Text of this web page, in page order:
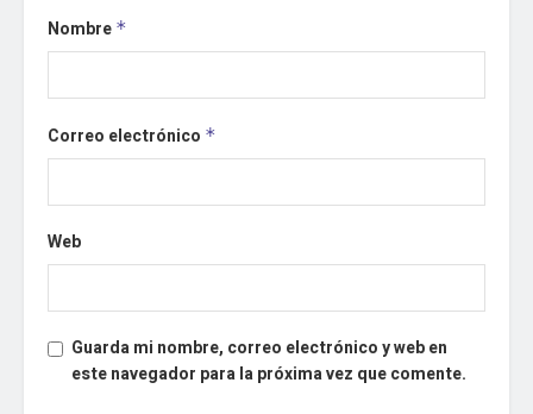
Nombre *
Correo electrónico *
Web
Guarda mi nombre, correo electrónico y web en
este navegador para la próxima vez que comente.